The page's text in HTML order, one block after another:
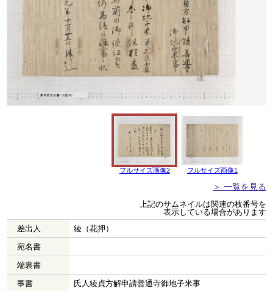
フルサイズ画像2 フルサイズ画像1
＞ 一覧を見る
上記のサムネイルは関連の枝番号を
表示している場合があります
差出人
綾（花押）
宛名書
端裏書
事書
氏人綾貞方解申請善通寺御地子米事